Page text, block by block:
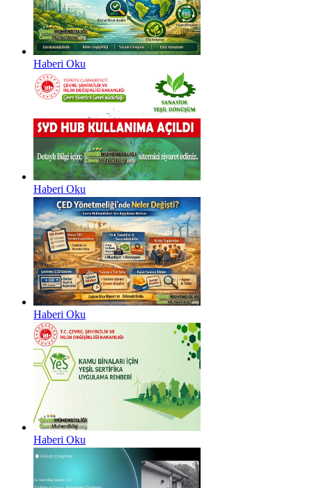
Haberi Oku
Haberi Oku
Haberi Oku
Haberi Oku